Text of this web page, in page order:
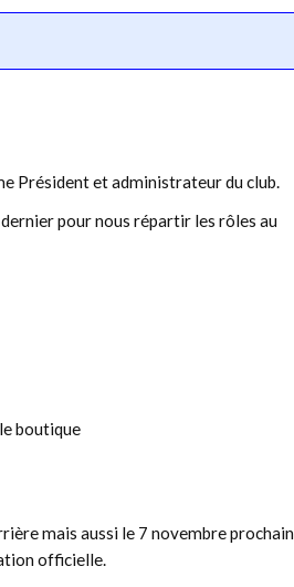
Président et administrateur du club.
pour nous répartir les rôles au
boutique
mais aussi le 7 novembre prochain
officielle.